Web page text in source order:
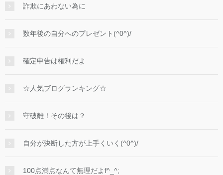
詐欺にあわない為に
数年後の自分へのプレゼント(^0^)/
確定申告は権利だよ
☆人気ブログランキング☆
守破離！その後は？
自分が決断した方が上手くいく(^0^)/
100点満点なんて無理だよf^_^;